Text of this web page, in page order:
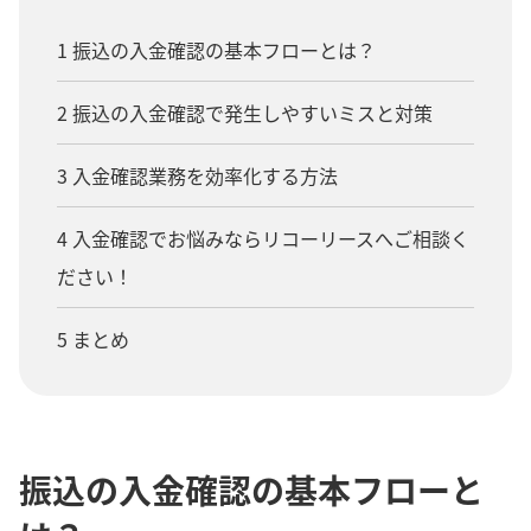
1 振込の入金確認の基本フローとは？
2 振込の入金確認で発生しやすいミスと対策
3 入金確認業務を効率化する方法
4 入金確認でお悩みならリコーリースへご相談く
ださい！
5 まとめ
振込の入金確認の基本フローと